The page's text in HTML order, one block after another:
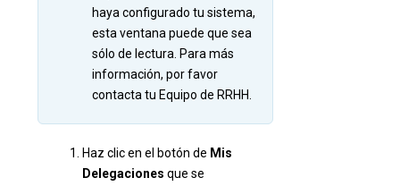
haya configurado tu sistema,
esta ventana puede que sea
sólo de lectura. Para más
información, por favor
contacta tu Equipo de RRHH.
Haz clic en el botón de Mis
Delegaciones que se